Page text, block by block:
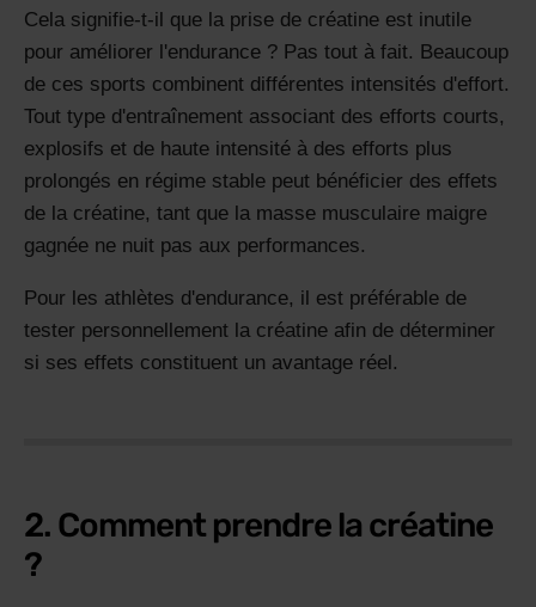
Cela signifie-t-il que la prise de créatine est inutile
pour améliorer l'endurance ? Pas tout à fait. Beaucoup
de ces sports combinent différentes intensités d'effort.
Tout type d'entraînement associant des efforts courts,
explosifs et de haute intensité à des efforts plus
prolongés en régime stable peut bénéficier des effets
de la créatine, tant que la masse musculaire maigre
gagnée ne nuit pas aux performances.
Pour les athlètes d'endurance, il est préférable de
tester personnellement la créatine afin de déterminer
si ses effets constituent un avantage réel.
2. Comment prendre la créatine
?